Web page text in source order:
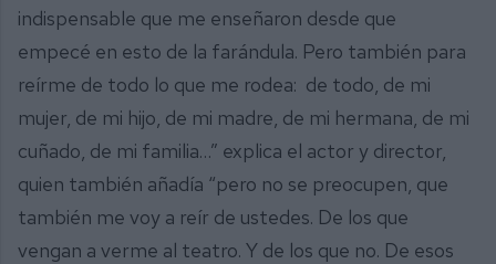
indispensable que me enseñaron desde que
empecé en esto de la farándula. Pero también para
reírme de todo lo que me rodea: de todo, de mi
mujer, de mi hijo, de mi madre, de mi hermana, de mi
cuñado, de mi familia…” explica el actor y director,
quien también añadía “pero no se preocupen, que
también me voy a reír de ustedes. De los que
vengan a verme al teatro. Y de los que no. De esos